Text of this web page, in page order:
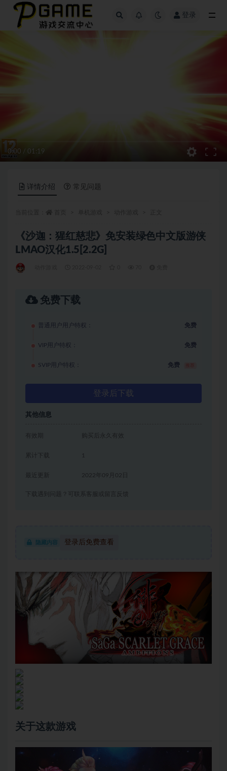
登录
0:00 / 01:19
详情介绍 常见问题
《沙迦：猩红慈悲》免安装绿色中文版游侠
LMAO汉化1.5[2.2G]
免费下载
普通用户用户特权： 免费
VIP用户特权： 免费
SVIP用户特权： 免费
登录后下载
其他信息
有效期 购买后永久有效
累计下载 1
2022年09月02日
下载遇到问题？可联系客服或留言反馈
隐藏内容 登录后免费查看
关于这款游戏
全部